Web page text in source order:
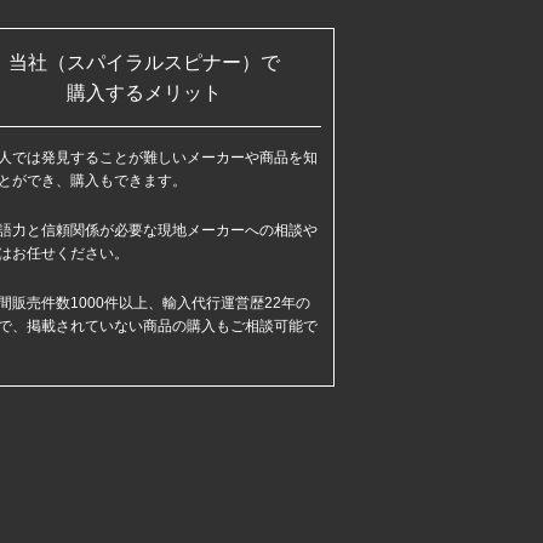
当社（スパイラルスピナー）で
購入するメリット
では発見することが難しいメーカーや商品を知
ができ、購入もできます。
力と信頼関係が必要な現地メーカーへの相談や
お任せください。
販売件数1000件以上、輸入代行運営歴22年の
、掲載されていない商品の購入もご相談可能で